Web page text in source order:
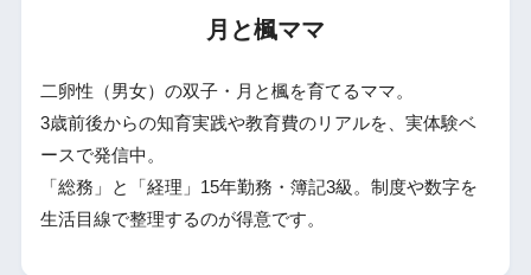
月と楓ママ
二卵性（男女）の双子・月と楓を育てるママ。
3歳前後からの知育実践や教育費のリアルを、実体験ベ
ースで発信中。
「総務」と「経理」15年勤務・簿記3級。制度や数字を
生活目線で整理するのが得意です。